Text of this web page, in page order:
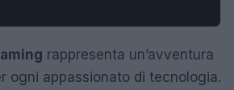
rappresenta un’avventura
ogni appassionato di tecnologia.